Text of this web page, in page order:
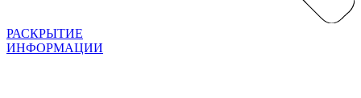
РАСКРЫТИЕ
ИНФОРМАЦИИ